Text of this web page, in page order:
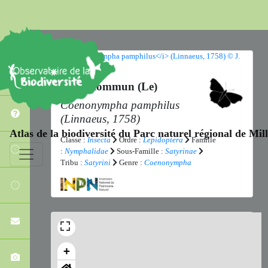
Atlas de la biodiversité du Parc naturel régional de
Fadet commun (Le)
Coenonympha pamphilus
(Linnaeus, 1758)
Classe : Insecta Ordre : Lepidoptera
Famille
: Nymphalidae Sous-Famille : Satyrinae
Tribu : Satyrini Genre : Coenonympha
+